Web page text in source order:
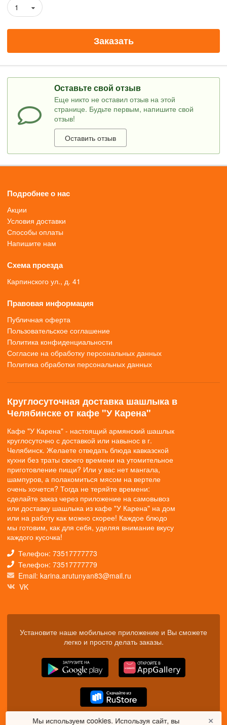
1
Заказать
Оставьте свой отзыв
Еще никто не оставил отзыв на этой
странице. Будьте первым, напишите свой
отзыв!
Оставить отзыв
Подробнее о нас
Акции
Условия доставки
Способы оплаты
Напишите нам
Схема проезда
Карпинского ул., д. 41
Правовая информация
Публичная оферта
Пользовательское соглашение
Политика конфиденциальности
Согласие на обработку персональных данных
Политика обработки персональных данных
Круглосуточная доставка шашлыка в
Челябинске от кафе "У Карена"
Кафе "У Карена" - настоящий армянский шашлык
круглосуточно с доставкой или навынос в г.
Челябинск. Желаете отведать блюда кавказской
кухни без траты своего времени на утомительное
приготовление пищи? Или у вас нет мангала,
шампуров, а полакомиться мясом на вертеле
очень хочется? Тогда не теряйте времени:
сделайте заказ через приложение на самовывоз
или доставку шашлыка из кафе "У Карена" на дом
или на работу как можно скорее! Каждое блюдо
мы готовим, как для себя, уделяя внимание вкусу
каждого кусочка!
Телефон: 73517777773
Телефон: 73517777779
Email: karina.arutunyan83@mail.ru
VK
Установите наше мобильное приложение и Вы сможете
легко и просто делать заказы.
Мы используем cookies. Используя сайт, вы ✕